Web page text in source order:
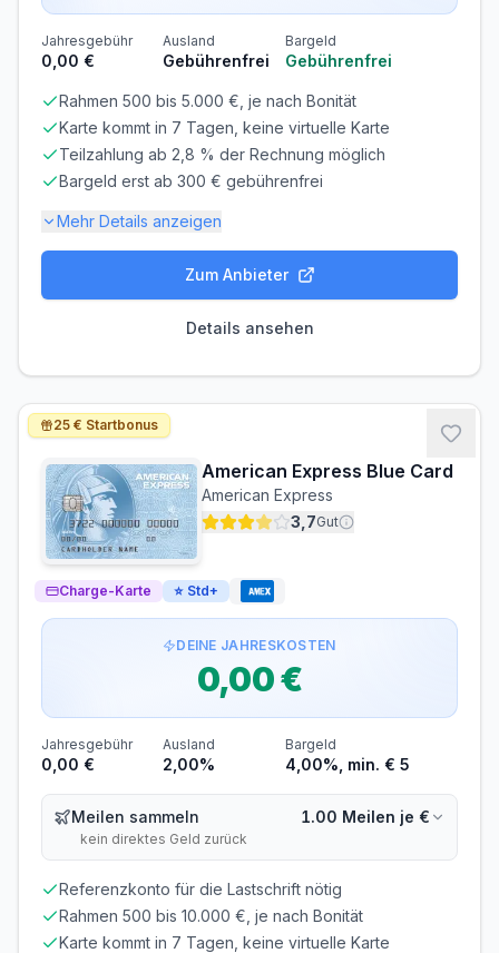
Jahresgebühr
0,00 €
Ausland
Gebührenfrei
Bargeld
Gebührenfrei
Rahmen 500 bis 5.000 €, je nach Bonität
Karte kommt in 7 Tagen, keine virtuelle Karte
Teilzahlung ab 2,8 % der Rechnung möglich
Bargeld erst ab 300 € gebührenfrei
Mehr Details anzeigen
8,90 €
Zinsen & Kredit
SOLLZINS
17,43% p.a.
ZINSFREIE ZEIT
90 Tage
MINDESTTILGUNG
2.8%
Bargeldabhebungen: Zinsen ab Tag 1
Bargeldabhebungen fallen sofort
Voraussetzungen
MINDESTEINKOMMEN
ab 0,00 €/Monat
SCHUFA-ABFRAGE
Erforderlich
GIROKONTO
Nicht erforderlich
Zum Anbieter
Details ansehen
American Express Blue Card
American Express
3,7Gut
Charge-Karte ⭐ Std+
25 € Startbonus
DEINE JAHRESKOSTEN
0,00 €
Jahresgebühr
0,00 €
Ausland
2,00%
Bargeld
4,00%, min. € 5
Meilen sammeln
kein direktes Geld zurück
1.00 Meilen je €
Referenzkonto für die Lastschrift nötig
Rahmen 500 bis 10.000 €, je nach Bonität
Karte kommt in 7 Tagen, keine virtuelle Karte